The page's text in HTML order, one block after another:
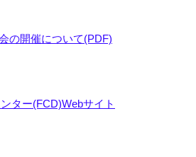
の開催について(PDF)
ター(FCD)Webサイト